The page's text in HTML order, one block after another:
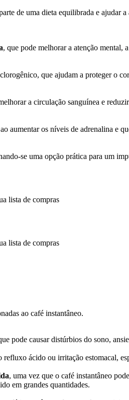
de uma dieta equilibrada e ajudar a
, que pode melhorar a atenção mental,
que ajudam a proteger o
a circulação sanguínea e
ao aumentar os níveis de adrenalina e
se uma opção prática para um
lista de compras
lista de compras
ao café instantâneo.
pode causar distúrbios do sono,
refluxo ácido ou irritação estomacal,
, uma vez que o café instantâneo
em grandes quantidades.